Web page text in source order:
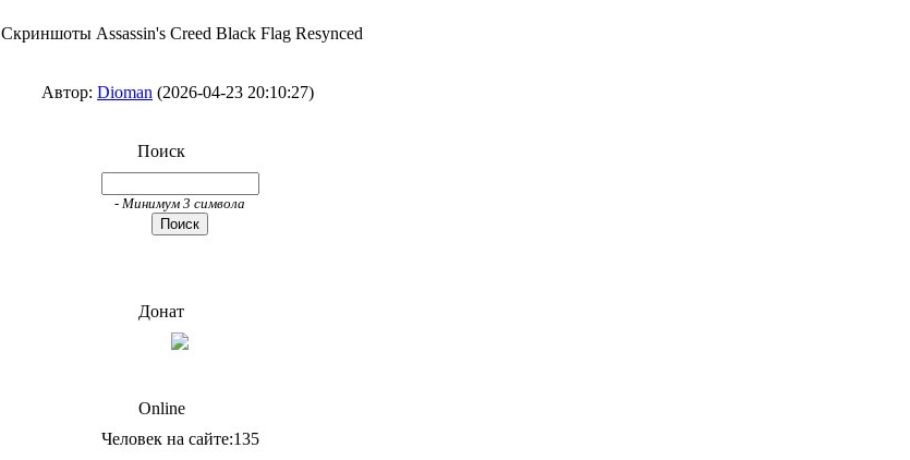
Скриншоты Assassin's Creed Black Flag Resynced
Автор: Dioman (2026-04-23 20:10:27)
Поиск
- Минимум 3 символа
Донат
Online
Человек на сайте:135